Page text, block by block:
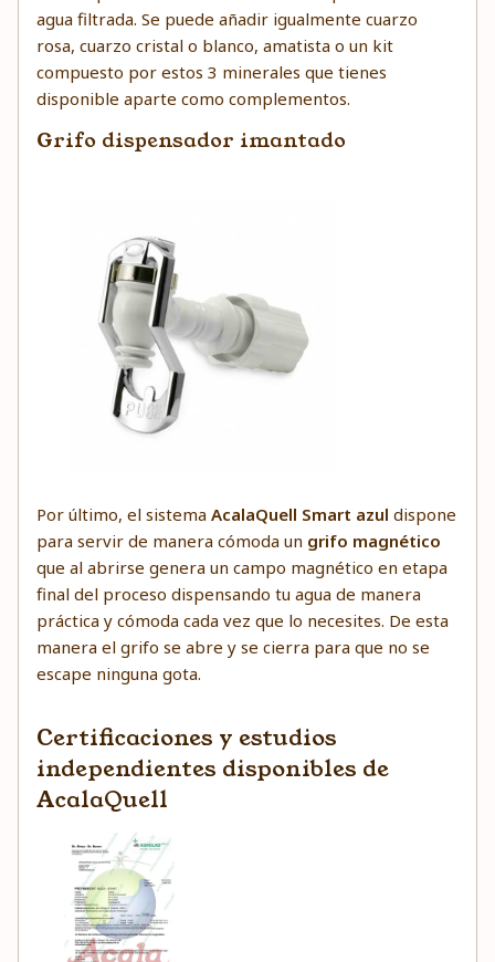
agua filtrada. Se puede añadir igualmente cuarzo
rosa, cuarzo cristal o blanco, amatista o un kit
compuesto por estos 3 minerales que tienes
disponible aparte como complementos.
Grifo dispensador imantado
Por último, el sistema AcalaQuell Smart azul dispone
para servir de manera cómoda un grifo magnético
que al abrirse genera un campo magnético en etapa
final del proceso dispensando tu agua de manera
práctica y cómoda cada vez que lo necesites. De esta
manera el grifo se abre y se cierra para que no se
escape ninguna gota.
Certificaciones y estudios
independientes disponibles de
AcalaQuell